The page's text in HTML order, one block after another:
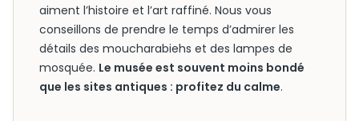
aiment l’histoire et l’art raffiné. Nous vous
conseillons de prendre le temps d’admirer les
détails des moucharabiehs et des lampes de
mosquée. Le musée est souvent moins bondé
que les sites antiques : profitez du calme.